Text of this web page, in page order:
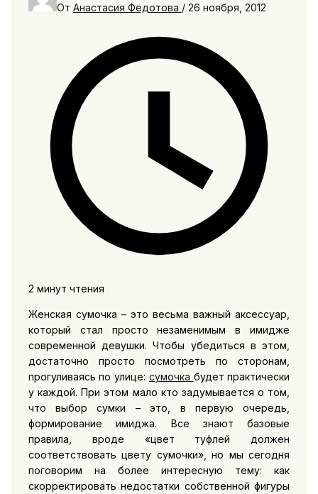
От Анастасия Федотова / 26 ноября, 2012
2 минут чтения
Женская сумочка – это весьма важный аксессуар,
который стал просто незаменимым в имидже
современной девушки. Чтобы убедиться в этом,
достаточно просто посмотреть по сторонам,
прогуливаясь по улице: сумочка будет практически
у каждой. При этом мало кто задумывается о том,
что выбор сумки – это, в первую очередь,
формирование имиджа. Все знают базовые
правила, вроде «цвет туфлей должен
соответствовать цвету сумочки», но мы сегодня
поговорим на более интересную тему: как
скорректировать недостатки собственной фигуры